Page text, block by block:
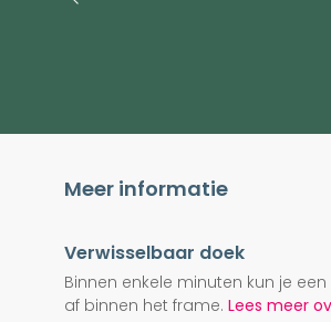
Meer informatie
Verwisselbaar doek
Binnen enkele minuten kun je
af binnen het frame. Lees meer